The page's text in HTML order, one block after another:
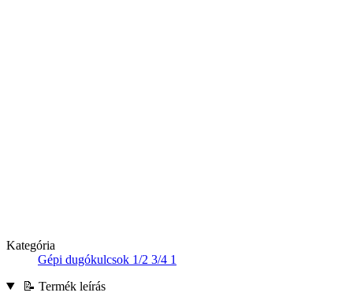
Kategória
Gépi dugókulcsok 1/2 3/4 1
📝 Termék leírás